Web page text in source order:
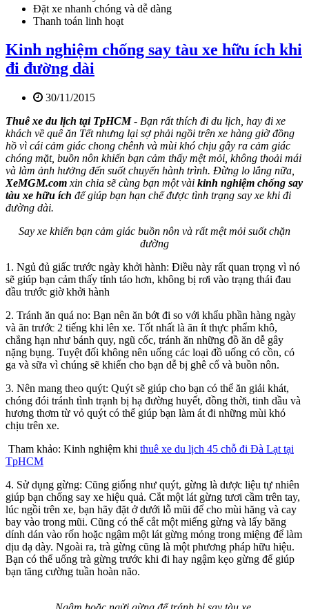
Đặt xe nhanh chóng và dễ dàng
Thanh toán linh hoạt
Kinh nghiệm chống say tàu xe hữu ích khi
đi đường dài
30/11/2015
Thuê xe du lịch tại TpHCM- Bạn rất thích đi du lịch, hay đi xe
khách về quê ăn Tết nhưng lại sợ phải ngồi trên xe hàng giờ đồng
hồ vì cái cảm giác chong chênh và mùi khó chịu gây ra cảm giác
chóng mặt, buồn nôn khiến bạn cảm thấy mệt mỏi, không thoải mái
và làm ảnh hưởng đến suốt chuyến hành trình. Đừng lo lắng nữa,
XeMGM.com xin chia sẽ cùng bạn một vài kinh nghiệm chống say
tàu xe hữu ích để giúp bạn hạn chế được tình trạng say xe khi đi
đường dài.
Say xe khiến bạn cảm giác buồn nôn và rất mệt mỏi suốt chặn
đường
1. Ngủ đủ giấc trước ngày khởi hành: Điều này rất quan trọng vì nó
sẽ giúp bạn cảm thấy tỉnh táo hơn, không bị rơi vào trạng thái đau
đầu trước giờ khởi hành
2. Tránh ăn quá no: Bạn nên ăn bớt đi so với khẩu phần hàng ngày
và ăn trước 2 tiếng khi lên xe. Tốt nhất là ăn ít thực phẩm khô,
chẳng hạn như bánh quy, ngũ cốc, tránh ăn những đồ ăn dễ gây
nặng bụng. Tuyệt đối không nên uống các loại đồ uống có cồn, có
ga và sữa vì chúng sẽ khiến cho bạn dễ bị ghê cổ và buồn nôn.
3. Nên mang theo quýt: Quýt sẽ giúp cho bạn có thể ăn giải khát,
chóng đói tránh tình trạnh bị hạ đường huyết, đồng thời, tinh dầu và
hương thơm từ vỏ quýt có thể giúp bạn làm át đi những mùi khó
chịu trên xe.
Tham khảo: Kinh nghiệm khi thuê xe du lịch 45 chỗ đi Đà Lạt tại
TpHCM
4. Sử dụng gừng: Cũng giống như quýt, gừng là dược liệu tự nhiên
giúp bạn chống say xe hiệu quả. Cắt một lát gừng tươi cầm trên tay,
lúc ngồi trên xe, bạn hãy đặt ở dưới lỗ mũi để cho mùi hăng và cay
bay vào trong mũi. Cũng có thể cắt một miếng gừng và lấy băng
dính dán vào rốn hoặc ngậm một lát gừng mỏng trong miệng để làm
dịu dạ dày. Ngoài ra, trà gừng cũng là một phương pháp hữu hiệu.
Bạn có thể uống trà gừng trước khi đi hay ngậm kẹo gừng để giúp
bạn tăng cường tuần hoàn não.